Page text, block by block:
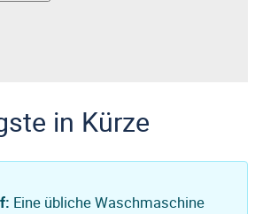
in Kürze
Eine übliche Waschmaschine